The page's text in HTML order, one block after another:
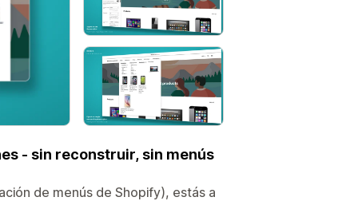
- sin reconstruir, sin menús
de menús de Shopify), estás a